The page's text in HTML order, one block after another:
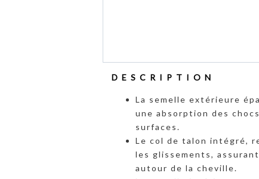
DESCRIPTION
La semelle extérieure
une absorption des
surfaces.
Le col de talon intégré,
les glissements,
autour de la cheville.